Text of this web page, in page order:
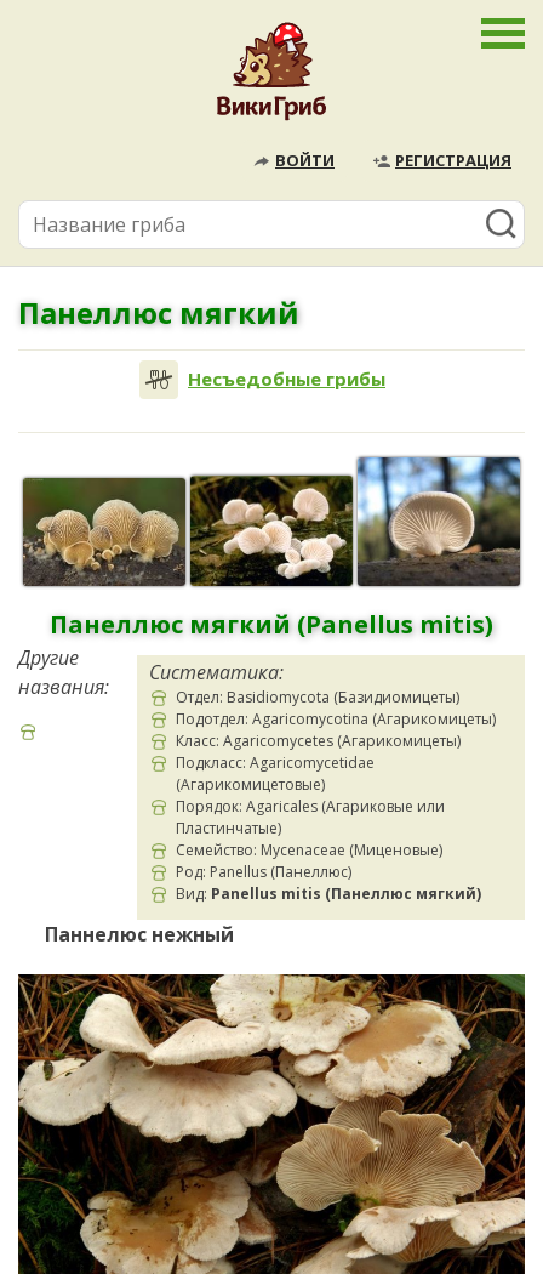
ВОЙТИ РЕГИСТРАЦИЯ
Панеллюс мягкий
Несъедобные грибы
Панеллюс мягкий (Panellus mitis)
Систематика:
Отдел: Basidiomycota (Базидиомицеты)
Подотдел: Agaricomycotina (Агарикомицеты)
Класс: Agaricomycetes (Агарикомицеты)
Подкласс: Agaricomycetidae
(Агарикомицетовые)
Порядок: Agaricales (Агариковые или
Пластинчатые)
Семейство: Mycenaceae (Миценовые)
Род: Panellus (Панеллюс)
Вид: Panellus mitis (Панеллюс мягкий)
Другие
названия:
Паннелюс нежный